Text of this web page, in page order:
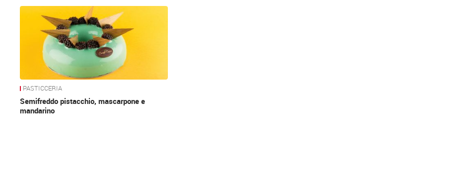
News
PASTICCERIA
Semifreddo pistacchio, mascarpone e
mandarino